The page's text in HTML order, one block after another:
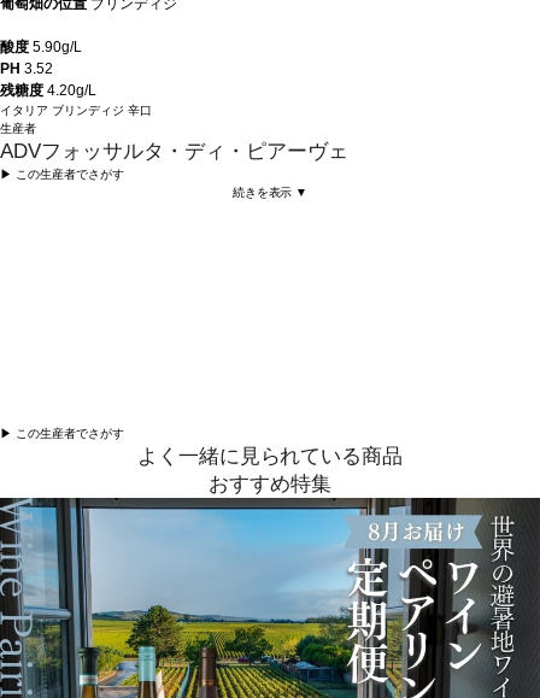
葡萄畑の位置 ブリンディジ
酸度 5.90g/L
PH 3.52
残糖度 4.20g/L
イタリア ブリンディジ 辛口
生産者
ADVフォッサルタ・ディ・ピアーヴェ
▶︎ この生産者でさがす
続きを表示 ▼
▶︎ この生産者でさがす
よく一緒に見られている商品
おすすめ特集